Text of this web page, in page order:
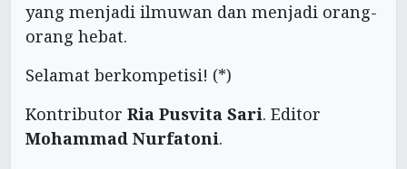
yang menjadi ilmuwan dan menjadi orang-
orang hebat.
Selamat berkompetisi! (*)
Kontributor Ria Pusvita Sari. Editor
Mohammad Nurfatoni.